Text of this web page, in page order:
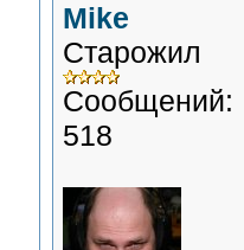
Mike
Старожил
Сообщений:
518